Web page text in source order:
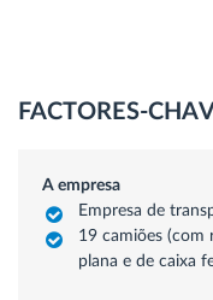
FACTORES-
A empresa
Empresa de
19 camiões (com
plana e de caixa